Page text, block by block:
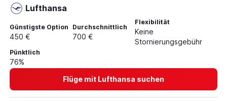
Flüge nach New York
Flüge nach Las Palmas de Gran Canaria
Flüge nach Düsseldorf
Flüge nach Izmir
Lufthansa
Günstigste Option
450 €
Durchschnittlich
700 €
Flexibilität
Keine
Stornierungsgebühr
Pünktlich
76%
Flüge mit Lufthansa suchen